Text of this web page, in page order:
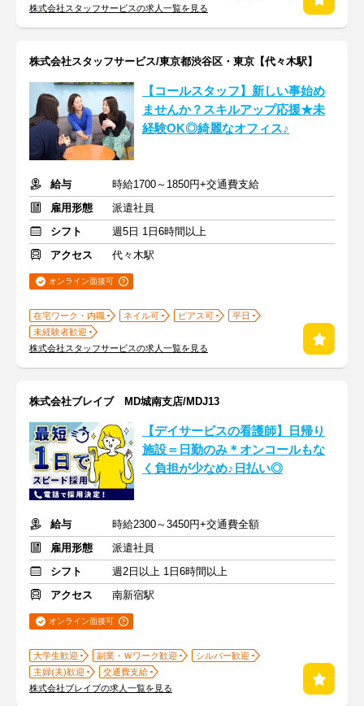
株式会社スタッフサービスの求人一覧を見る
株式会社スタッフサービス/東京都渋谷区・東京【代々木駅】
【コールスタッフ】新しい事始め
ませんか？スキルアップ応援★未
経験OK◎綺麗なオフィス♪
給与
時給1700～1850円+交通費支給
雇用形態
派遣社員
シフト
週5日 1日6時間以上
アクセス
代々木駅
オンライン面接可
在宅ワーク・内職 ネイル可 ピアス可
平日
未経験者歓迎
株式会社スタッフサービスの求人一覧を見る
株式会社ブレイブ MD城南支店/MDJ13
【デイサービスの看護師】日帰り
施設＝日勤のみ＊オンコールもな
く負担が少なめ♪日払い◎
給与
時給2300～3450円+交通費全額
雇用形態
派遣社員
シフト
週2日以上 1日6時間以上
アクセス
南新宿駅
オンライン面接可
大学生歓迎 副業・Ｗワーク歓迎
シルバー歓迎
主婦(夫)歓迎
交通費支給
株式会社ブレイブの求人一覧を見る